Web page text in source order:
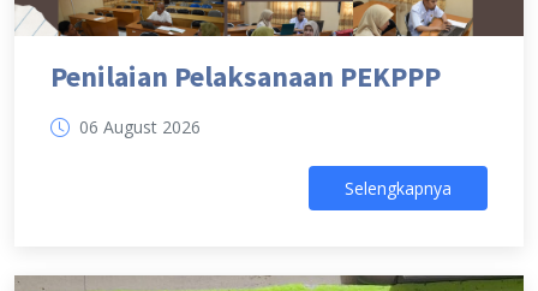
Penilaian Pelaksanaan PEKPPP
06 August 2026
Selengkapnya